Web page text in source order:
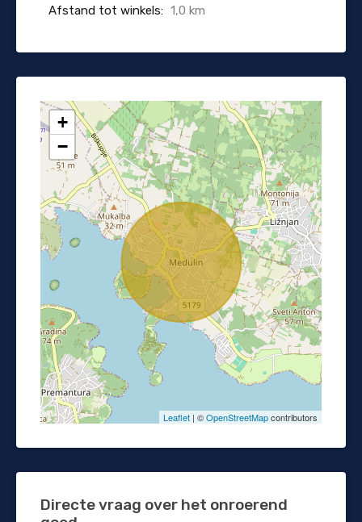
Afstand tot winkels: 1,0 km
+
−
Leaflet | ©OpenStreetMapcontributors
Directe vraag over het onroerend